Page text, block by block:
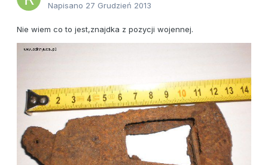
Napisano 27 Grudzień 2013
Nie wiem co to jest,znajdka z pozycji wojennej.